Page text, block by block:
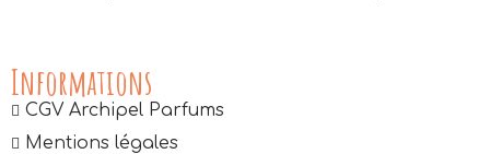
Informations
CGV Archipel Parfums
Mentions légales